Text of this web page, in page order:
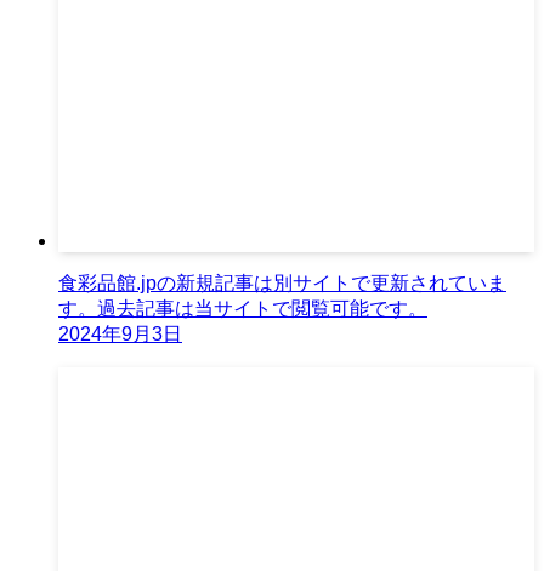
食彩品館.jpの新規記事は別サイトで更新されていま
す。過去記事は当サイトで閲覧可能です。
2024年9月3日